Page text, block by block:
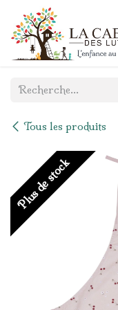
Se rendre au contenu
Tous les produits
Plus de stock